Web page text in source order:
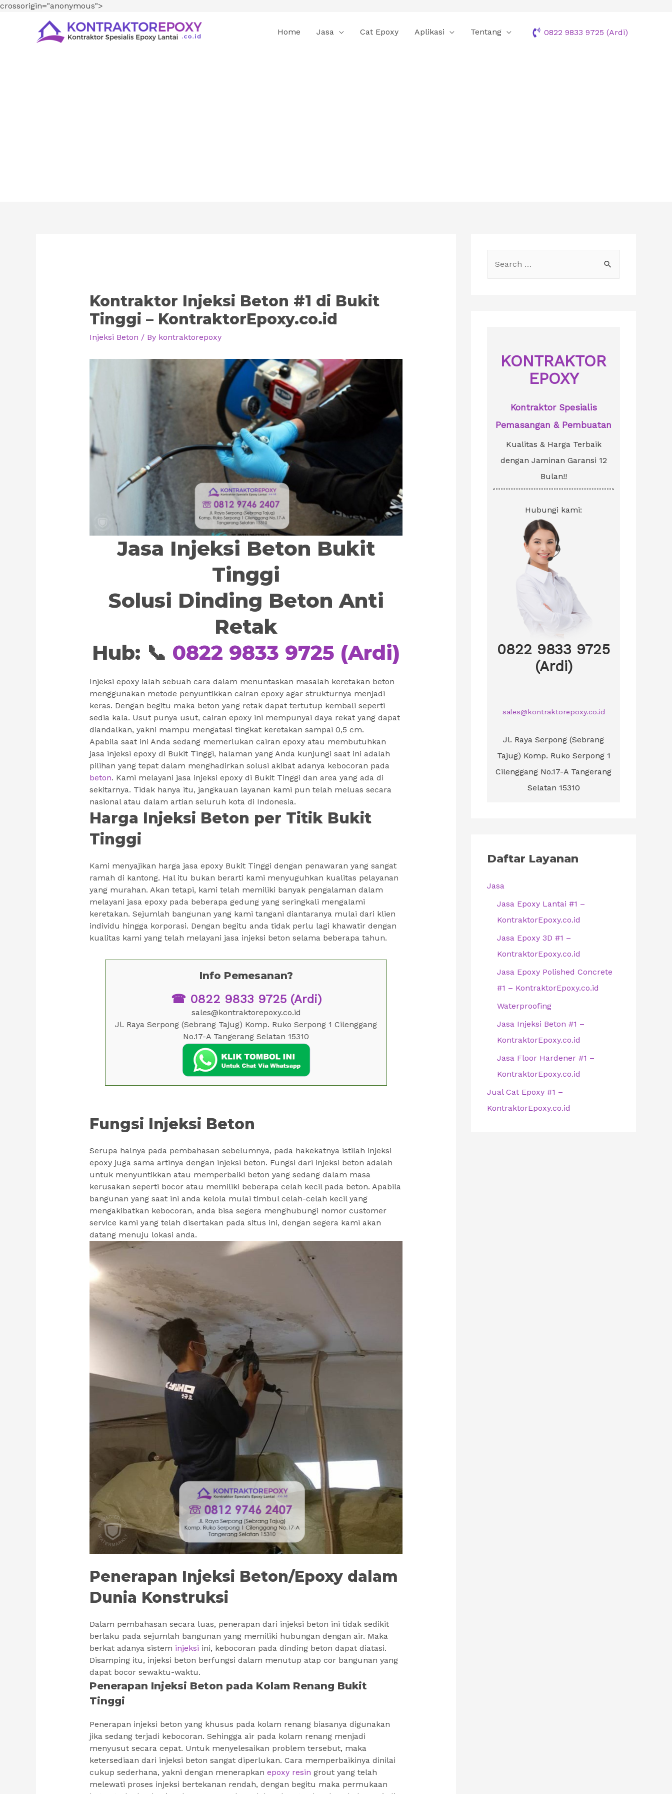
crossorigin="anonymous">
Home Jasa Cat Epoxy Aplikasi Tentang 0822 9833 9725 (Ardi)
Kontraktor Injeksi Beton #1 di Bukit
Tinggi – KontraktorEpoxy.co.id
Injeksi Beton / By kontraktorepoxy
Jasa Injeksi Beton Bukit
Tinggi
Solusi Dinding Beton Anti
Retak
Hub: 📞 0822 9833 9725 (Ardi)
Injeksi epoxy ialah sebuah cara dalam menuntaskan masalah keretakan beton
menggunakan metode penyuntikkan cairan epoxy agar strukturnya menjadi
keras. Dengan begitu maka beton yang retak dapat tertutup kembali seperti
sedia kala. Usut punya usut, cairan epoxy ini mempunyai daya rekat yang dapat
diandalkan, yakni mampu mengatasi tingkat keretakan sampai 0,5 cm.
Apabila saat ini Anda sedang memerlukan cairan epoxy atau membutuhkan
jasa injeksi epoxy di Bukit Tinggi, halaman yang Anda kunjungi saat ini adalah
pilihan yang tepat dalam menghadirkan solusi akibat adanya kebocoran pada
beton. Kami melayani jasa injeksi epoxy di Bukit Tinggi dan area yang ada di
sekitarnya. Tidak hanya itu, jangkauan layanan kami pun telah meluas secara
nasional atau dalam artian seluruh kota di Indonesia.
Harga Injeksi Beton per Titik Bukit
Tinggi
Kami menyajikan harga jasa epoxy Bukit Tinggi dengan penawaran yang sangat
ramah di kantong. Hal itu bukan berarti kami menyuguhkan kualitas pelayanan
yang murahan. Akan tetapi, kami telah memiliki banyak pengalaman dalam
melayani jasa epoxy pada beberapa gedung yang seringkali mengalami
keretakan. Sejumlah bangunan yang kami tangani diantaranya mulai dari klien
individu hingga korporasi. Dengan begitu anda tidak perlu lagi khawatir dengan
kualitas kami yang telah melayani jasa injeksi beton selama beberapa tahun.
Info Pemesanan?
☎ 0822 9833 9725 (Ardi)
sales@kontraktorepoxy.co.id
Jl. Raya Serpong (Sebrang Tajug) Komp. Ruko Serpong 1 Cilenggang
No.17-A Tangerang Selatan 15310
Fungsi Injeksi Beton
Serupa halnya pada pembahasan sebelumnya, pada hakekatnya istilah injeksi
epoxy juga sama artinya dengan injeksi beton. Fungsi dari injeksi beton adalah
untuk menyuntikkan atau memperbaiki beton yang sedang dalam masa
kerusakan seperti bocor atau memiliki beberapa celah kecil pada beton. Apabila
bangunan yang saat ini anda kelola mulai timbul celah-celah kecil yang
mengakibatkan kebocoran, anda bisa segera menghubungi nomor customer
service kami yang telah disertakan pada situs ini, dengan segera kami akan
datang menuju lokasi anda.
Penerapan Injeksi Beton/Epoxy dalam
Dunia Konstruksi
Dalam pembahasan secara luas, penerapan dari injeksi beton ini tidak sedikit
berlaku pada sejumlah bangunan yang memiliki hubungan dengan air. Maka
berkat adanya sistem injeksi ini, kebocoran pada dinding beton dapat diatasi.
Disamping itu, injeksi beton berfungsi dalam menutup atap cor bangunan yang
dapat bocor sewaktu-waktu.
Penerapan Injeksi Beton pada Kolam Renang Bukit
Tinggi
Penerapan injeksi beton yang khusus pada kolam renang biasanya digunakan
jika sedang terjadi kebocoran. Sehingga air pada kolam renang menjadi
menyusut secara cepat. Untuk menyelesaikan problem tersebut, maka
ketersediaan dari injeksi beton sangat diperlukan. Cara memperbaikinya dinilai
cukup sederhana, yakni dengan menerapkan epoxy resin grout yang telah
melewati proses injeksi bertekanan rendah, dengan begitu maka permukaan
KONTRAKTOR
EPOXY
Kontraktor Spesialis
Pemasangan & Pembuatan
Kualitas & Harga Terbaik
dengan Jaminan Garansi 12
Bulan!!
Hubungi kami:
0822 9833 9725
(Ardi)
sales@kontraktorepoxy.co.id
Jl. Raya Serpong (Sebrang
Tajug) Komp. Ruko Serpong 1
Cilenggang No.17-A Tangerang
Selatan 15310
Daftar Layanan
Jasa
Jasa Epoxy Lantai #1 –
KontraktorEpoxy.co.id
Jasa Epoxy 3D #1 –
KontraktorEpoxy.co.id
Jasa Epoxy Polished Concrete
#1 – KontraktorEpoxy.co.id
Waterproofing
Jasa Injeksi Beton #1 –
KontraktorEpoxy.co.id
Jasa Floor Hardener #1 –
KontraktorEpoxy.co.id
Jual Cat Epoxy #1 –
KontraktorEpoxy.co.id